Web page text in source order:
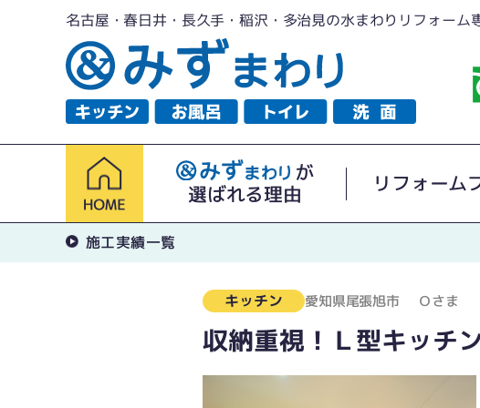
名古屋・春日井・長久手・稲沢・多治見の水まわりリフォーム
が
選ばれる理由
リフォーム
施工実績一覧
キッチン 愛知県尾張旭市 Ｏさま
収納重視！Ｌ型キッチ